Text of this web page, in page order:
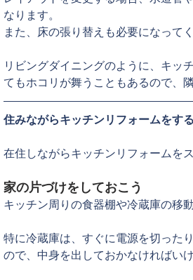
なります。
また、床の張り替えも必要になって
リビングダイニングのように、キッ
てもホコリが舞うこともあるので、
住みながらキッチンリフォームをす
在住しながらキッチンリフォームを
家の片づけをしておこう
キッチン周りの食器棚や冷蔵庫の移
特に冷蔵庫は、すぐに電源を切った
ので、中身を出しておかなければいけ